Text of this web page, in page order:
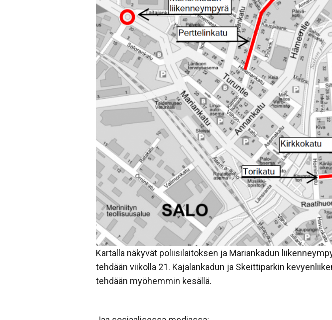
Kartalla näkyvät poliisilaitoksen ja Mariankadun
tehdään viikolla 21. Kajalankadun ja Skeittiparkin
tehdään myöhemmin kesällä.